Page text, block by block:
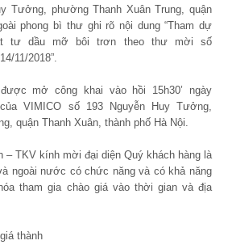
Tưởng, phường Thanh Xuân Trung, quận
phong bì thư ghi rõ nội dung “Tham dự
tư dầu mỡ bôi trơn theo thư mời số
11/2018”.
mở công khai vào hồi 15h30’ ngày
VIMICO số 193 Nguyễn Huy Tưởng,
quận Thanh Xuân, thành phố Hà Nội.
– TKV kính mời đại diện Quý khách hàng là
ngoài nước có chức năng và có khả năng
tham gia chào giá vào thời gian và địa
thành